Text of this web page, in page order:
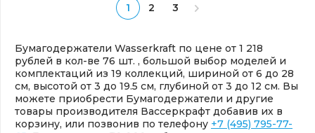
1 2 3
Бумагодержатели Wasserkraft по цене от 1 218
рублей в кол-ве 76 шт. , большой выбор моделей и
комплектаций из 19 коллекций, шириной от 6 до 28
см, высотой от 3 до 19.5 см, глубиной от 3 до 12 см. Вы
можете приобрести Бумагодержатели и другие
товары производителя Вассеркрафт добавив их в
корзину, или позвонив по телефону +7 (495) 795-77-